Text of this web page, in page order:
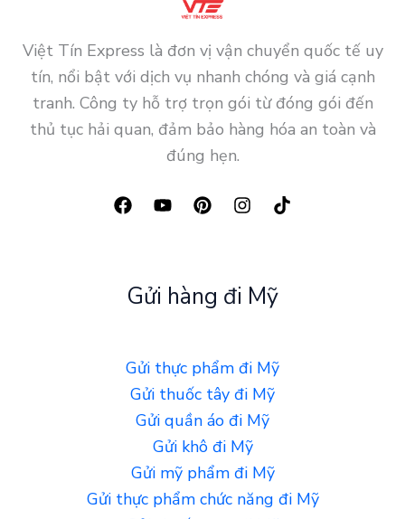
Việt Tín Express là đơn vị vận chuyển quốc tế uy
tín, nổi bật với dịch vụ nhanh chóng và giá cạnh
tranh. Công ty hỗ trợ trọn gói từ đóng gói đến
thủ tục hải quan, đảm bảo hàng hóa an toàn và
đúng hẹn.
Gửi hàng đi Mỹ
Gửi thực phẩm đi Mỹ
Gửi thuốc tây đi Mỹ
Gửi quần áo đi Mỹ
Gửi khô đi Mỹ
Gửi mỹ phẩm đi Mỹ
Gửi thực phẩm chức năng đi Mỹ